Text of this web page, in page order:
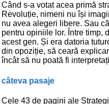
Când s-a votat acea primă
Revoluție, nimeni nu își
nu avea alegeri libere. Sau
pentru opiniile lor. Între timp,
acest gen. Și era datoria
din opoziție, să ceară
încât să nu poată fi
câteva pasaje
Cele 43 de pagini ale